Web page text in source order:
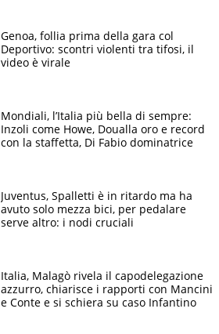
Genoa, follia prima della gara col
Deportivo: scontri violenti tra tifosi, il
video è virale
Mondiali, l’Italia più bella di sempre:
Inzoli come Howe, Doualla oro e record
con la staffetta, Di Fabio dominatrice
Juventus, Spalletti è in ritardo ma ha
avuto solo mezza bici, per pedalare
serve altro: i nodi cruciali
Italia, Malagò rivela il capodelegazione
azzurro, chiarisce i rapporti con Mancini
e Conte e si schiera su caso Infantino